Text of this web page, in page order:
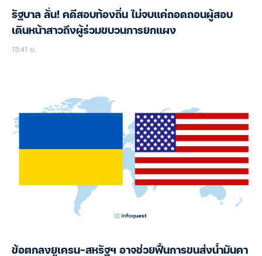
รัฐบาล ลั่น! คดีสอบท้องถิ่น ไม่จบแค่ถอดถอนผู้สอบ
เดินหน้าสาวถึงผู้ร่วมขบวนการยกแผง
13:41 น.
ข้อตกลงยูเครน-สหรัฐฯ อาจช่วยฟื้นการขนส่งน้ำมันคา